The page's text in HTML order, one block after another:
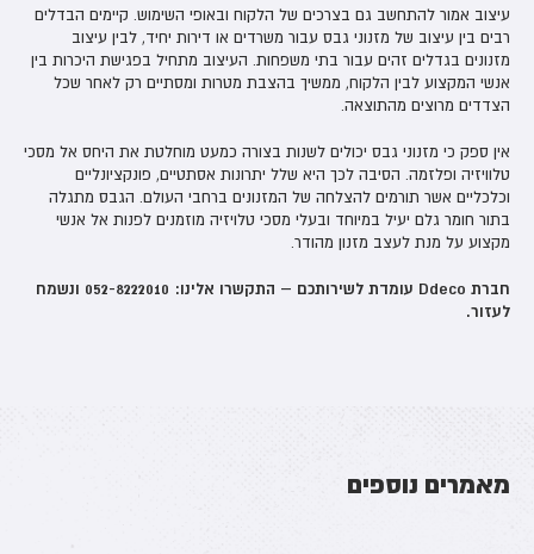
עיצוב אמור להתחשב גם בצרכים של הלקוח ובאופי השימוש. קיימים הבדלים
רבים בין עיצוב של מזנוני גבס עבור משרדים או דירות יחיד, לבין עיצוב
מזנונים בגדלים זהים עבור בתי משפחות. העיצוב מתחיל בפגישת היכרות בין
אנשי המקצוע לבין הלקוח, ממשיך בהצבת מטרות ומסתיים רק לאחר שכל
הצדדים מרוצים מהתוצאה.
אין ספק כי מזנוני גבס יכולים לשנות בצורה כמעט מוחלטת את היחס אל מסכי
טלוויזיה ופלזמה. הסיבה לכך היא שלל יתרונות אסתטיים, פונקציונליים
וכלכליים אשר תורמים להצלחה של המזנונים ברחבי העולם. הגבס מתגלה
בתור חומר גלם יעיל במיוחד ובעלי מסכי טלויזיה מוזמנים לפנות אל אנשי
מקצוע על מנת לעצב מזנון מהודר.
חברת Ddeco עומדת לשירותכם – התקשרו אלינו: 052-8222010 ונשמח
לעזור.
מאמרים נוספים